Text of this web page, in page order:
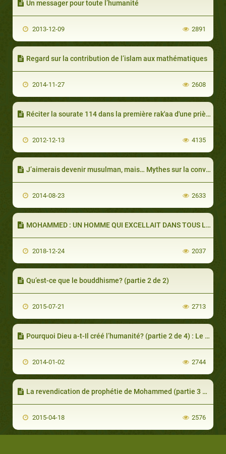
Un messager pour toute l’humanité
2013-12-09 2891
Regard sur la contribution de l’islam aux mathématiques
2014-11-27 2608
Réciter la sourate 114 dans la première rak'aa d'une prière
2012-12-13 4135
J’aimerais devenir musulman, mais… Mythes sur la conversion à l’islam (partie 2 de 3)
2014-08-23 2633
MOHAMMED : UN HOMME QUI EXCELLAIT DANS TOUS LES DOMAINES (PARTIE 2 DE 2): REMPLIR SA MISSION À LA PERFECTION
2018-12-24 2037
Qu’est-ce que le bouddhisme? (partie 2 de 2)
2015-07-21 2713
Pourquoi Dieu a-t-Il créé l’humanité? (partie 2 de 4) : Le besoin de garder Dieu à l’esprit
2014-01-02 2744
La revendication de prophétie de Mohammed (partie 3 de 3): Était-il fou, poète ou sorcier?
2015-04-18 2576